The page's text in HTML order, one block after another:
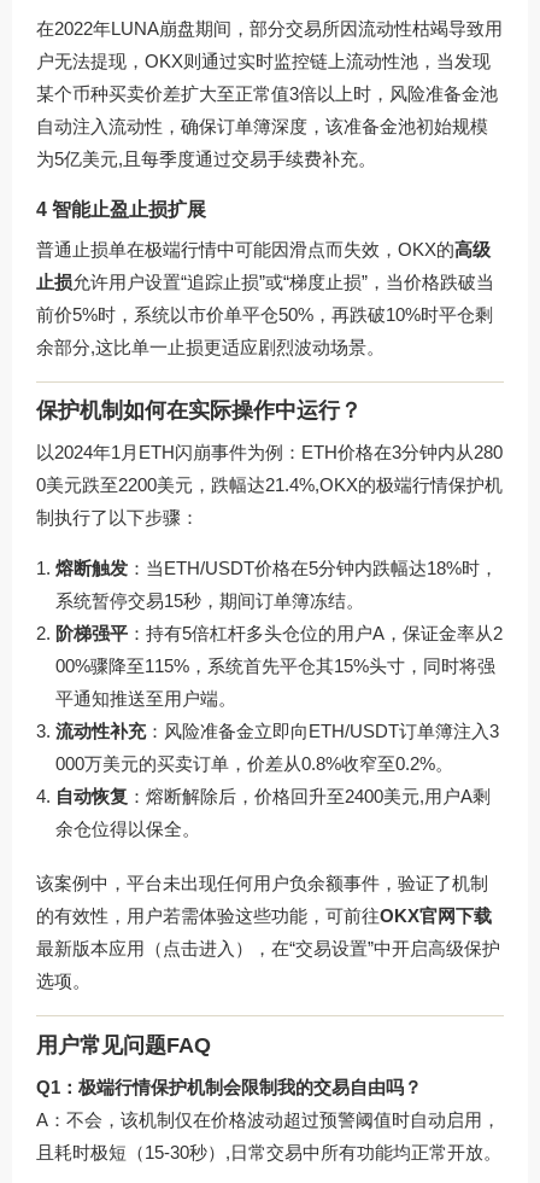
在2022年LUNA崩盘期间，部分交易所因流动性枯竭导致用
户无法提现，OKX则通过实时监控链上流动性池，当发现
某个币种买卖价差扩大至正常值3倍以上时，风险准备金池
自动注入流动性，确保订单簿深度，该准备金池初始规模
为5亿美元,且每季度通过交易手续费补充。
4 智能止盈止损扩展
普通止损单在极端行情中可能因滑点而失效，OKX的高级
止损允许用户设置“追踪止损”或“梯度止损”，当价格跌破当
前价5%时，系统以市价单平仓50%，再跌破10%时平仓剩
余部分,这比单一止损更适应剧烈波动场景。
保护机制如何在实际操作中运行？
以2024年1月ETH闪崩事件为例：ETH价格在3分钟内从280
0美元跌至2200美元，跌幅达21.4%,OKX的极端行情保护机
制执行了以下步骤：
熔断触发 ：当ETH/USDT价格在5分钟内跌幅达18%时，
系统暂停交易15秒，期间订单簿冻结。
阶梯强平 ：持有5倍杠杆多头仓位的用户A，保证金率从2
00%骤降至115%，系统首先平仓其15%头寸，同时将强
平通知推送至用户端。
流动性补充：风险准备金立即向ETH/USDT订单簿注入3
000万美元的买卖订单，价差从0.8%收窄至0.2%。
自动恢复 ：熔断解除后，价格回升至2400美元,用户A剩
余仓位得以保全。
该案例中，平台未出现任何用户负余额事件，验证了机制
的有效性，用户若需体验这些功能，可前往OKX官网下载
最新版本应用（ 点击进入 ），在“交易设置”中开启高级保护
选项。
用户常见问题FAQ
Q1：极端行情保护机制会限制我的交易自由吗？
A：不会，该机制仅在价格波动超过预警阈值时自动启用，
且耗时极短（15-30秒）,日常交易中所有功能均正常开放。